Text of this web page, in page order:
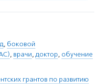
, боковой
, врачи, доктор, обучение
грантов по развитию